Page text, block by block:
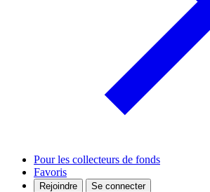
Pour les collecteurs de fonds
Favoris
Rejoindre Se connecter